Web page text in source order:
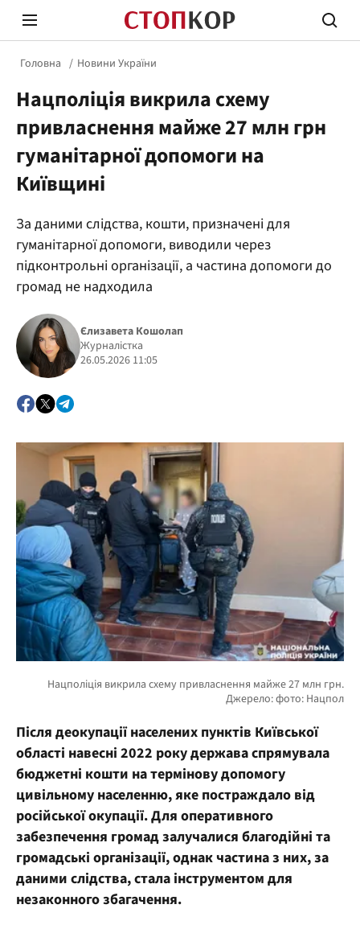
Стоп Політичній Корупції
Політика
Головна Новини України
Нацполіція викрила схему
привласнення майже 27 млн грн
гуманітарної допомоги на
Київщині
За даними слідства, кошти, призначені для
гуманітарної допомоги, виводили через
підконтрольні організації, а частина допомоги до
громад не надходила
Єлизавета Кошолап
Журналістка
26.05.2026 11:05
Після деокупації населених пунктів Київської
області навесні 2022 року держава спрямувала
бюджетні кошти на термінову допомогу
цивільному населенню, яке постраждало від
російської окупації. Для оперативного
забезпечення громад залучалися благодійні та
громадські організації, однак частина з них, за
даними слідства, стала інструментом для
незаконного збагачення.